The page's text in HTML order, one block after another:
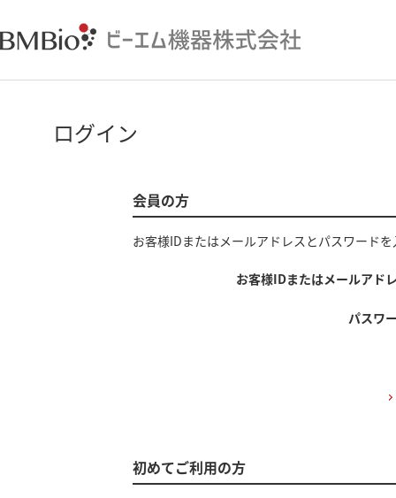
ログイン
会員の方
お客様IDまたはメールアドレス とパスワード
お客様IDまたはメールアド
パスワ
初めてご利用の方